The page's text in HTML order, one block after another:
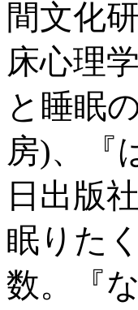
間文化
床心理
と睡眠
房)、『
日出版
眠りた
数。『